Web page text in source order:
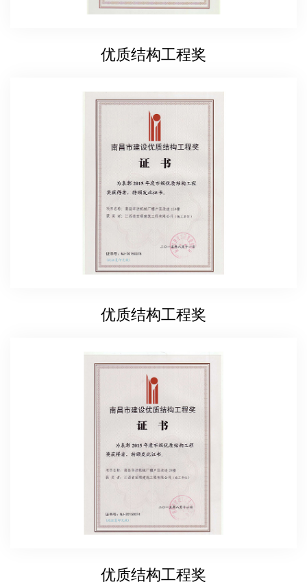
优质结构工程奖
优质结构工程奖
优质结构工程奖